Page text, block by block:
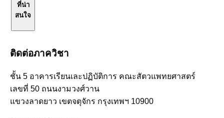
ที่น่า
สนใจ
ติดต่อภาควิชา
ชั้น 5 อาคารเรียนเละปฏิบัติการ คณะสัตวแพทยศาสตร์
เลขที่ 50 ถนนงามวงศ์วาน
แขวงลาดยาว เขตจตุจักร กรุงเทพฯ 10900